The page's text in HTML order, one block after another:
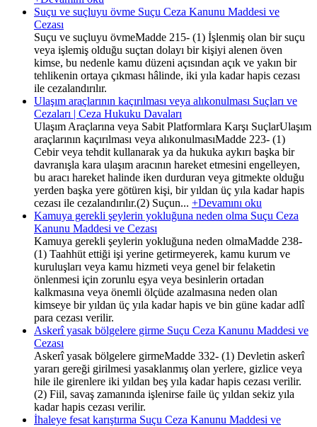
Suçu ve suçluyu övme Suçu Ceza Kanunu Maddesi ve
Cezası
Suçu ve suçluyu övmeMadde 215- (1) İşlenmiş olan bir suçu
veya işlemiş olduğu suçtan dolayı bir kişiyi alenen öven
kimse, bu nedenle kamu düzeni açısından açık ve yakın bir
tehlikenin ortaya çıkması hâlinde, iki yıla kadar hapis cezası
ile cezalandırılır.
Ulaşım araçlarının kaçırılması veya alıkonulması Suçları ve
Cezaları | Ceza Hukuku Davaları
Ulaşım Araçlarına veya Sabit Platformlara Karşı SuçlarUlaşım
araçlarının kaçırılması veya alıkonulmasıMadde 223- (1)
Cebir veya tehdit kullanarak ya da hukuka aykırı başka bir
davranışla kara ulaşım aracının hareket etmesini engelleyen,
bu aracı hareket halinde iken durduran veya gitmekte olduğu
yerden başka yere götüren kişi, bir yıldan üç yıla kadar hapis
cezası ile cezalandırılır.(2) Suçun... +Devamını oku
Kamuya gerekli şeylerin yokluğuna neden olma Suçu Ceza
Kanunu Maddesi ve Cezası
Kamuya gerekli şeylerin yokluğuna neden olmaMadde 238-
(1) Taahhüt ettiği işi yerine getirmeyerek, kamu kurum ve
kuruluşları veya kamu hizmeti veya genel bir felaketin
önlenmesi için zorunlu eşya veya besinlerin ortadan
kalkmasına veya önemli ölçüde azalmasına neden olan
kimseye bir yıldan üç yıla kadar hapis ve bin güne kadar adlî
para cezası verilir.
Askerî yasak bölgelere girme Suçu Ceza Kanunu Maddesi ve
Cezası
Askerî yasak bölgelere girmeMadde 332- (1) Devletin askerî
yararı gereği girilmesi yasaklanmış olan yerlere, gizlice veya
hile ile girenlere iki yıldan beş yıla kadar hapis cezası verilir.
(2) Fiil, savaş zamanında işlenirse faile üç yıldan sekiz yıla
kadar hapis cezası verilir.
İhaleye fesat karıştırma Suçu Ceza Kanunu Maddesi ve